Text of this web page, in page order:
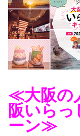
≪大阪の
阪いら
ーン≫